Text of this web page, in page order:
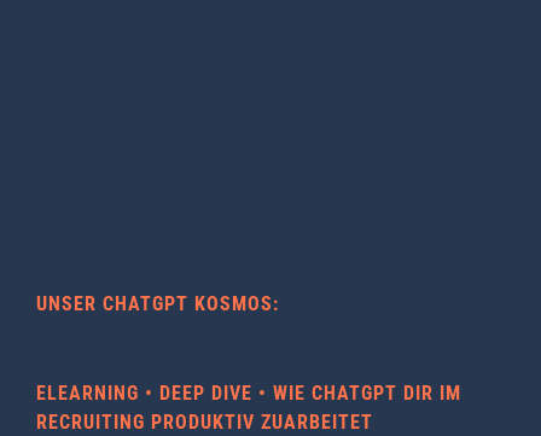
UNSER CHATGPT KOSMOS:
ELEARNING • DEEP DIVE • WIE CHATGPT DIR IM
RECRUITING PRODUKTIV ZUARBEITET